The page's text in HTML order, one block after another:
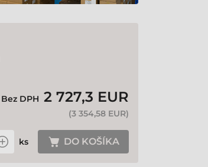
Bez DPH 2 727,3 EUR
(3 354,58 EUR)
ks DO KOŠÍKA